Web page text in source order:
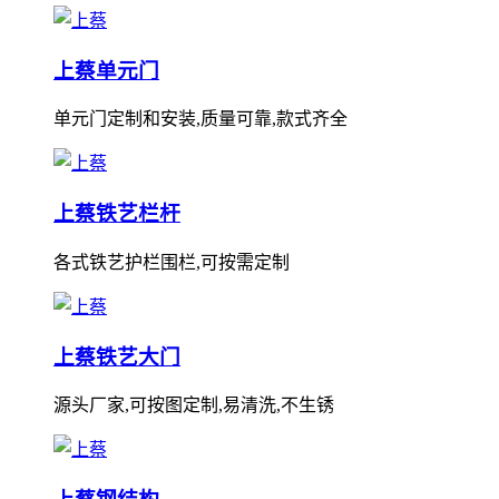
上蔡单元门
单元门定制和安装,质量可靠,款式齐全
上蔡铁艺栏杆
各式铁艺护栏围栏,可按需定制
上蔡铁艺大门
源头厂家,可按图定制,易清洗,不生锈